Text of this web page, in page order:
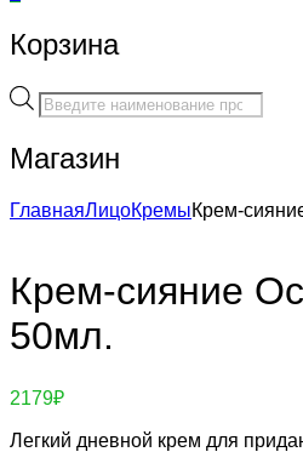
Корзина
Поиск
товаров
Магазин
ГлавнаяЛицоКремыКрем-
Крем-сияние
50мл.
2179₽
Легкий дневной крем для